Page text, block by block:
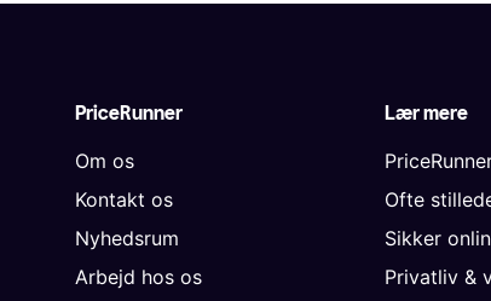
PriceRunner
Om os
Kontakt os
Nyhedsrum
Arbejd hos os
Lær mere
Ofte
Sikker
Privatliv &